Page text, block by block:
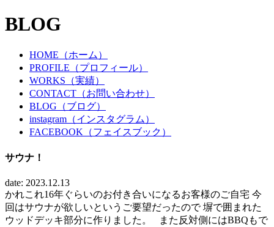
BLOG
HOME（ホーム）
PROFILE（プロフィール）
WORKS（実績）
CONTACT（お問い合わせ）
BLOG（ブログ）
instagram（インスタグラム）
FACEBOOK（フェイスブック）
サウナ！
date: 2023.12.13
かれこれ16年ぐらいのお付き合いになるお客様のご自宅 今
回はサウナが欲しいというご要望だったので 塀で囲まれた
ウッドデッキ部分に作りました。
また反対側にはBBQもで